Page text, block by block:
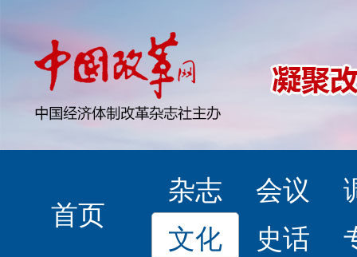
首页
杂志 会议
文化
史话